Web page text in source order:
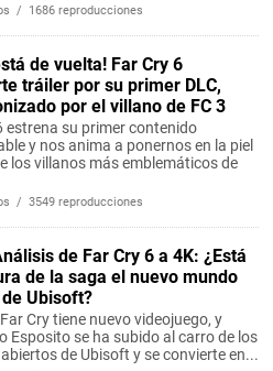
/ 1686 reproducciones
de vuelta! Far Cry 6
tráiler por su primer DLC,
por el villano de FC 3
estrena su primer contenido
y nos anima a ponernos en la piel
los villanos más emblemáticos de
/ 3549 reproducciones
de Far Cry 6 a 4K: ¿Está
de la saga el nuevo mundo
Ubisoft?
Cry tiene nuevo videojuego, y
Esposito se ha subido al carro de los
de Ubisoft y se convierte en...